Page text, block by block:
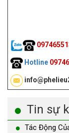
Hotline
Tin sự
Tác Động